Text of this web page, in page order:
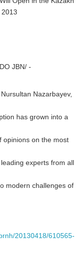
JBN/ -
Nazarbayev,
has grown into a
opinions on the most
experts from all
modern challenges of
20130418/610565-